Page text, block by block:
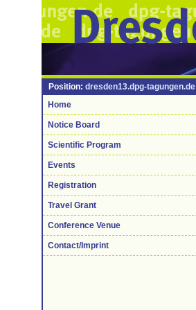
Position: dresden13.dpg-tagungen.de
Home
Notice Board
Scientific Program
Events
Registration
Travel Grant
Conference Venue
Contact/Imprint